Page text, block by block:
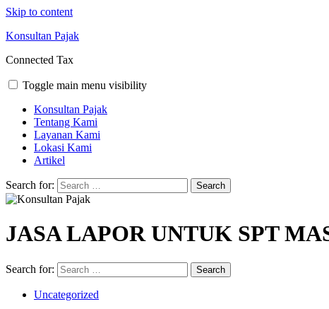
Skip to content
Konsultan Pajak
Connected Tax
Toggle main menu visibility
Konsultan Pajak
Tentang Kami
Layanan Kami
Lokasi Kami
Artikel
Search for:
JASA LAPOR UNTUK SPT
Search for:
Uncategorized